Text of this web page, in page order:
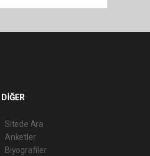
DİĞER
Sitede Ara
Anketler
Biyografiler